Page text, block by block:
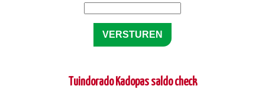
Tuindorado Kadopas saldo check